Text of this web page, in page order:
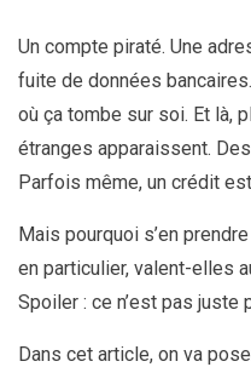
Un compte piraté. Une
fuite de données
où ça tombe sur soi. Et là,
étranges apparaissent.
Parfois même, un crédit
Mais pourquoi s’en
en particulier, valent-elles
Spoiler : ce n’est pas juste
Dans cet article, on va